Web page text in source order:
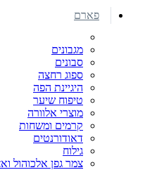
פארם
מגבונים
סבונים
ספוג רחצה
היגיינת הפה
טיפוח שיער
מוצרי אלוורה
קרמים ומשחות
דאודורנטים
גילוח
צמר גפן אלכוהול